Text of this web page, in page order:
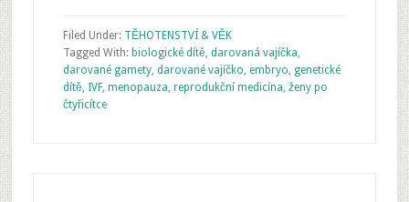
Filed Under: TĚHOTENSTVÍ & VĚK
Tagged With: biologické dítě, darovaná vajíčka,
darované gamety, darované vajíčko, embryo, genetické
dítě, IVF, menopauza, reprodukční medicína, ženy po
čtyřicítce